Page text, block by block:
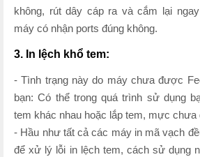
không, rút dây cáp ra và cắm lại
máy có nhận ports đúng không.
3. In lệch khổ tem:
- Tình trạng này do máy chưa được
bạn: Có thể trong quá trình sử dụng
tem khác nhau hoặc lắp tem, mực chưa
- Hầu như tất cả các máy in mã vạch
để xử lý lỗi in lệch tem, cách sử dụng